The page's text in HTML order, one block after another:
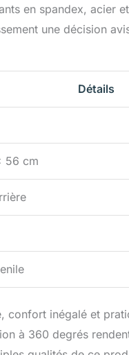
en spandex, acier
une décision
Détails
56 cm
confort inégalé et
à 360 degrés